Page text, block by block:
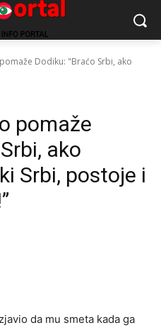
Dodiku: "Braćo Srbi, ako
pomaže
ako
Srbi, postoje i
da mu smeta kada ga